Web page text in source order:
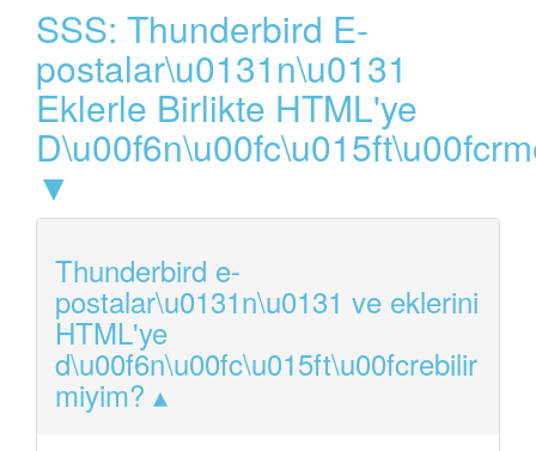
SSS: Thunderbird E-
postalar\u0131n\u0131
Eklerle Birlikte HTML'ye
▼
Thunderbird e-
postalar\u0131n\u0131 ve eklerini
HTML'ye
d\u00f6n\u00fc\u015ft\u00fcrebilir
miyim?